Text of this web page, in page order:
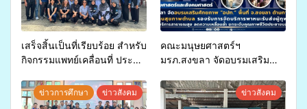
เสร็จสิ้นเป็นที่เรียบร้อย สำหรับ
กิจกรรมแพทย์เคลื่อนที่ ประจำ
สุขภาพแก่ประชาชนในพื้นที่
อำเภอจะนะ
คณะมนุษยศาสตร์ฯ
มรภ.สงขลา จัดอบรมเสริม
จ่ายงบกองทุนสุขภาพตำบล
รองรับการจัดบริการพาหนะรับ
ข่าวการศึกษา ข่าวสังคม ข่าวสังคม